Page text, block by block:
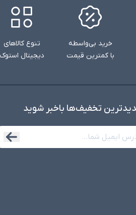
خرید بی‌واسطه
با کمترین قیمت
تنوع کالاهای
دیجیتال استوک
تخفیف‌ها با‌خبر شوید